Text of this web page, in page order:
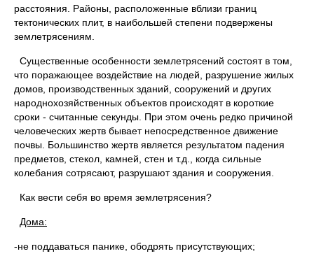
расстояния. Районы, расположенные вблизи границ
тектонических плит, в наибольшей степени подвержены
землетрясениям.
Существенные особенности землетрясений состоят в том,
что поражающее воздействие на людей, разрушение жилых
домов, производственных зданий, сооружений и других
народнохозяйственных объектов происходят в короткие
сроки - считанные секунды. При этом очень редко причиной
человеческих жертв бывает непосредственное движение
почвы. Большинство жертв является результатом падения
предметов, стекол, камней, стен и т.д., когда сильные
колебания сотрясают, разрушают здания и сооружения.
Как вести себя во время землетрясения?
Дома:
-не поддаваться панике, ободрять присутствующих;